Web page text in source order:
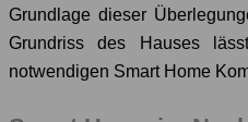
Grundlage dieser
Grundriss des Hauses
notwendigen Smart Home